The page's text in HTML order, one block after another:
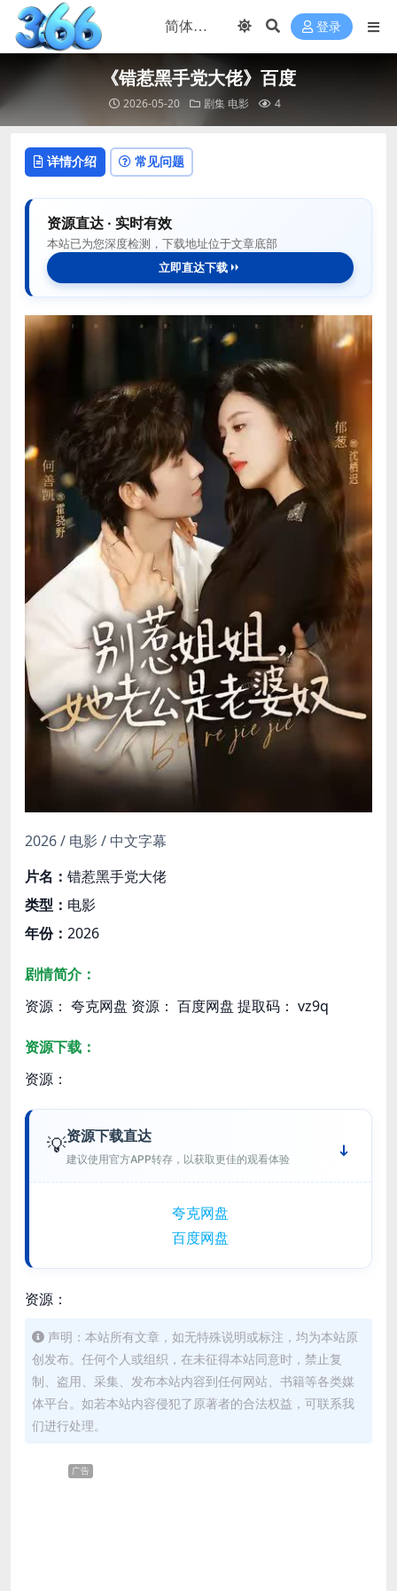
登录
《错惹黑手党大佬》百度
2026-05-20 剧集 电影 4
详情介绍 常见问题
资源直达 · 实时有效
本站已为您深度检测，下载地址位于文章底部
立即直达下载
2026 / 电影 / 中文字幕
片名： 错惹黑手党大佬
类型： 电影
年份： 2026
剧情简介：
资源： 夸克网盘 资源： 百度网盘 提取码： vz9q
资源下载：
资源：
💡资源下载直达
建议使用官方APP转存，以获取更佳的观看体验
夸克网盘
百度网盘
资源：
声明：本站所有文章，如无特殊说明或标注，均为本站原
创发布。任何个人或组织，在未征得本站同意时，禁止复
制、盗用、采集、发布本站内容到任何网站、书籍等各类媒
体平台。如若本站内容侵犯了原著者的合法权益，可联系我
们进行处理。
广告